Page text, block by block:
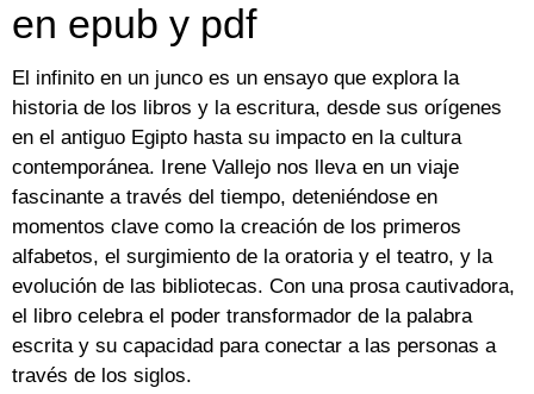
en epub y pdf
El infinito en un junco es un ensayo que explora la
historia de los libros y la escritura, desde sus orígenes
en el antiguo Egipto hasta su impacto en la cultura
contemporánea. Irene Vallejo nos lleva en un viaje
fascinante a través del tiempo, deteniéndose en
momentos clave como la creación de los primeros
alfabetos, el surgimiento de la oratoria y el teatro, y la
evolución de las bibliotecas. Con una prosa cautivadora,
el libro celebra el poder transformador de la palabra
escrita y su capacidad para conectar a las personas a
través de los siglos.